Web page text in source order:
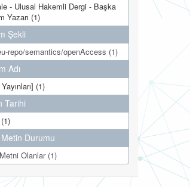
- Ulusal Hakemli Dergi - Başka
Yazarı (1)
Şekli
repo/semantics/openAccess (1)
Adı
(1)
Tarihi
Durumu
Olanlar (1)